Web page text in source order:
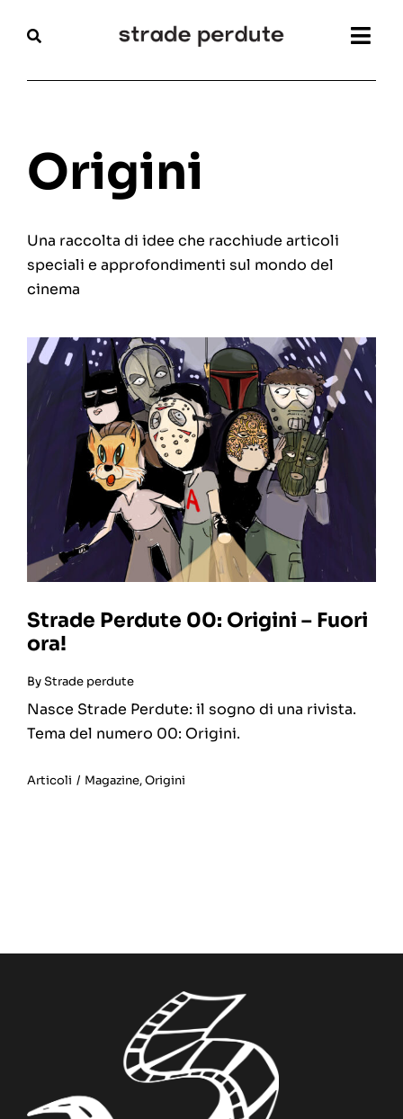
Magazine
Interviste
Articoli
Chi siamo
Origini
Una raccolta di idee che racchiude articoli
speciali e approfondimenti sul mondo del
cinema
Strade Perdute 00: Origini – Fuori
ora!
ByStrade perdute
Nasce Strade Perdute: il sogno di una rivista.
Tema del numero 00: Origini.
Articoli / Magazine,Origini